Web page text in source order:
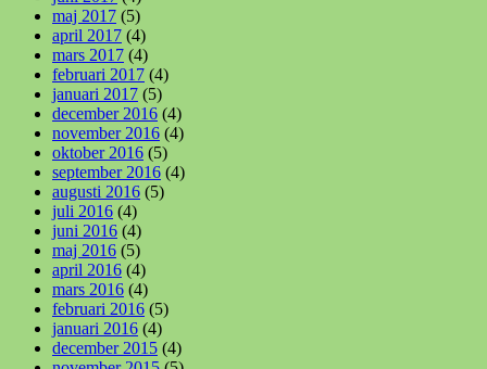
maj 2017 (5)
april 2017 (4)
mars 2017 (4)
februari 2017 (4)
januari 2017 (5)
december 2016 (4)
november 2016 (4)
oktober 2016 (5)
september 2016 (4)
augusti 2016 (5)
juli 2016 (4)
juni 2016 (4)
maj 2016 (5)
april 2016 (4)
mars 2016 (4)
februari 2016 (5)
januari 2016 (4)
december 2015 (4)